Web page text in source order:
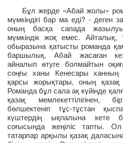
Бұл жерде «Абай жолы»
мүмкіндігі бар ма еді? - деген
оның басқа сапада
мүмкіндік жоқ емес.
обыразына қатысты романда
баршылық. Абай жасаған
айналып өтуге болмайтын
соңғы ханы Кенесары
қарсы жорықтары, оның қазақ
Романда бұл сала ақ күйінде
қазақ мемлекеттілігінен,
бөлшектеніп тұс-тұстан
күштердің ықпалына кете
соғысында жеңіліс тапты. Ол
татарлар арқылы қазақ